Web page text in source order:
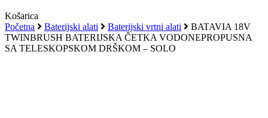
Košarica
košaricu
Početna Baterijski alati Baterijski vrtni alati
BATAVIA 18V
TWINBRUSH BATERIJSKA ČETKA VODONEPROPUSNA
SA TELESKOPSKOM DRŠKOM – SOLO